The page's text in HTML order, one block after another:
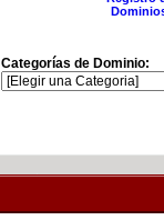
Categorías de Dominio: